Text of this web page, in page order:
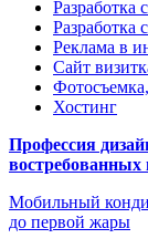
Разработка
Разработка
Реклама в
Сайт
Хостинг
Профессия
востребованных
Мобильный
до первой жары